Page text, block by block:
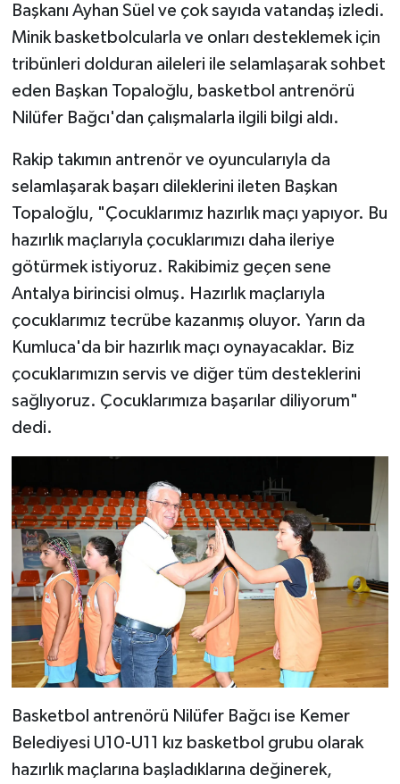
Başkanı Ayhan Süel ve çok sayıda vatandaş izledi.
Minik basketbolcularla ve onları desteklemek için
tribünleri dolduran aileleri ile selamlaşarak sohbet
eden Başkan Topaloğlu, basketbol antrenörü
Nilüfer Bağcı'dan çalışmalarla ilgili bilgi aldı.
Rakip takımın antrenör ve oyuncularıyla da
selamlaşarak başarı dileklerini ileten Başkan
Topaloğlu, "Çocuklarımız hazırlık maçı yapıyor. Bu
hazırlık maçlarıyla çocuklarımızı daha ileriye
götürmek istiyoruz. Rakibimiz geçen sene
Antalya birincisi olmuş. Hazırlık maçlarıyla
çocuklarımız tecrübe kazanmış oluyor. Yarın da
Kumluca'da bir hazırlık maçı oynayacaklar. Biz
çocuklarımızın servis ve diğer tüm desteklerini
sağlıyoruz. Çocuklarımıza başarılar diliyorum"
dedi.
Basketbol antrenörü Nilüfer Bağcı ise Kemer
Belediyesi U10-U11 kız basketbol grubu olarak
hazırlık maçlarına başladıklarına değinerek,